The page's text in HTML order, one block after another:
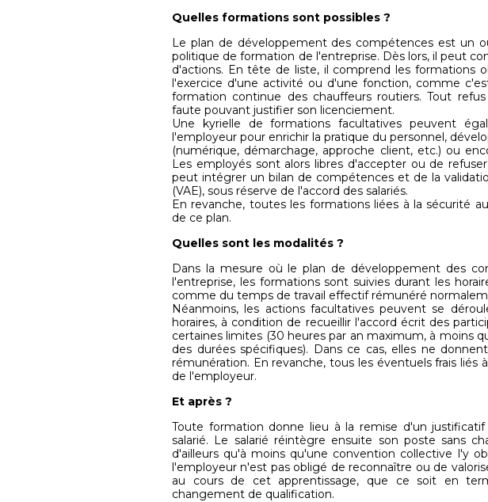
Quelles formations sont possibles ?
Le plan de développement des compétences est un
politique de formation de l'entreprise. Dès lors, il peut
d'actions. En tête de liste, il comprend les formations
l'exercice d'une activité ou d'une fonction, comme
formation continue des chauffeurs routiers. Tout
faute pouvant justifier son licenciement.
Une kyrielle de formations facultatives peuvent
l'employeur pour enrichir la pratique du personnel,
(numérique, démarchage, approche client, etc.) ou
Les employés sont alors libres d'accepter ou de
peut intégrer un bilan de compétences et de la
(VAE), sous réserve de l'accord des salariés.
En revanche, toutes les formations liées à la sécurité
de ce plan.
Quelles sont les modalités ?
Dans la mesure où le plan de développement des
l'entreprise, les formations sont suivies durant les
comme du temps de travail effectif rémunéré
Néanmoins, les actions facultatives peuvent se
horaires, à condition de recueillir l'accord écrit des
certaines limites (30 heures par an maximum, à moins
des durées spécifiques). Dans ce cas, elles ne
rémunération. En revanche, tous les éventuels frais liés
de l'employeur.
Et après ?
Toute formation donne lieu à la remise d'un
salarié. Le salarié réintègre ensuite son poste sans
d'ailleurs qu'à moins qu'une convention collective l'y
l'employeur n'est pas obligé de reconnaître ou de
au cours de cet apprentissage, que ce soit en
changement de qualification.